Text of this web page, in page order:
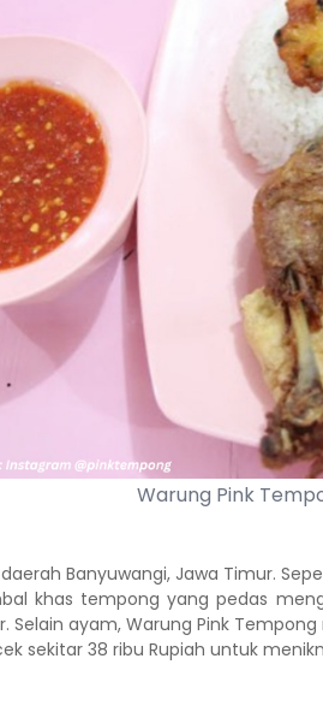
Warung Pink
Banyuwangi, Jawa Timur.
khas tempong yang pedas
Selain ayam, Warung Pink
sekitar 38 ribu Rupiah untuk